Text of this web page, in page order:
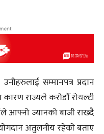
सम्मानपत्र प्रदान
राज्यले करोडौँ रोयल्टी
आफ्नो ज्यानको बाजी राख्दै
अतुलनीय रहेको बताए